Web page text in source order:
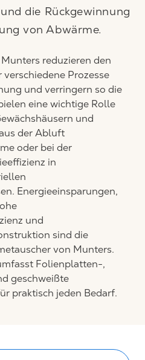
die Rückgewinnung
von Abwärme.
reduzieren den
Prozesse
und verringern so die
eine wichtige Rolle
und
der Abluft
oder bei der
in
Energieeinsparungen,
und
sind die
von Munters.
Folienplatten-,
geschweißte
praktisch jeden Bedarf.